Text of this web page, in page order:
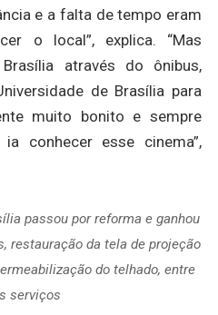
e a falta de tempo eram
o local”, explica. “Mas
através do ônibus,
de Brasília para
muito bonito e sempre
conhecer esse cinema”,
passou por reforma e ganhou
restauração da tela de projeção
do telhado, entre
serviços